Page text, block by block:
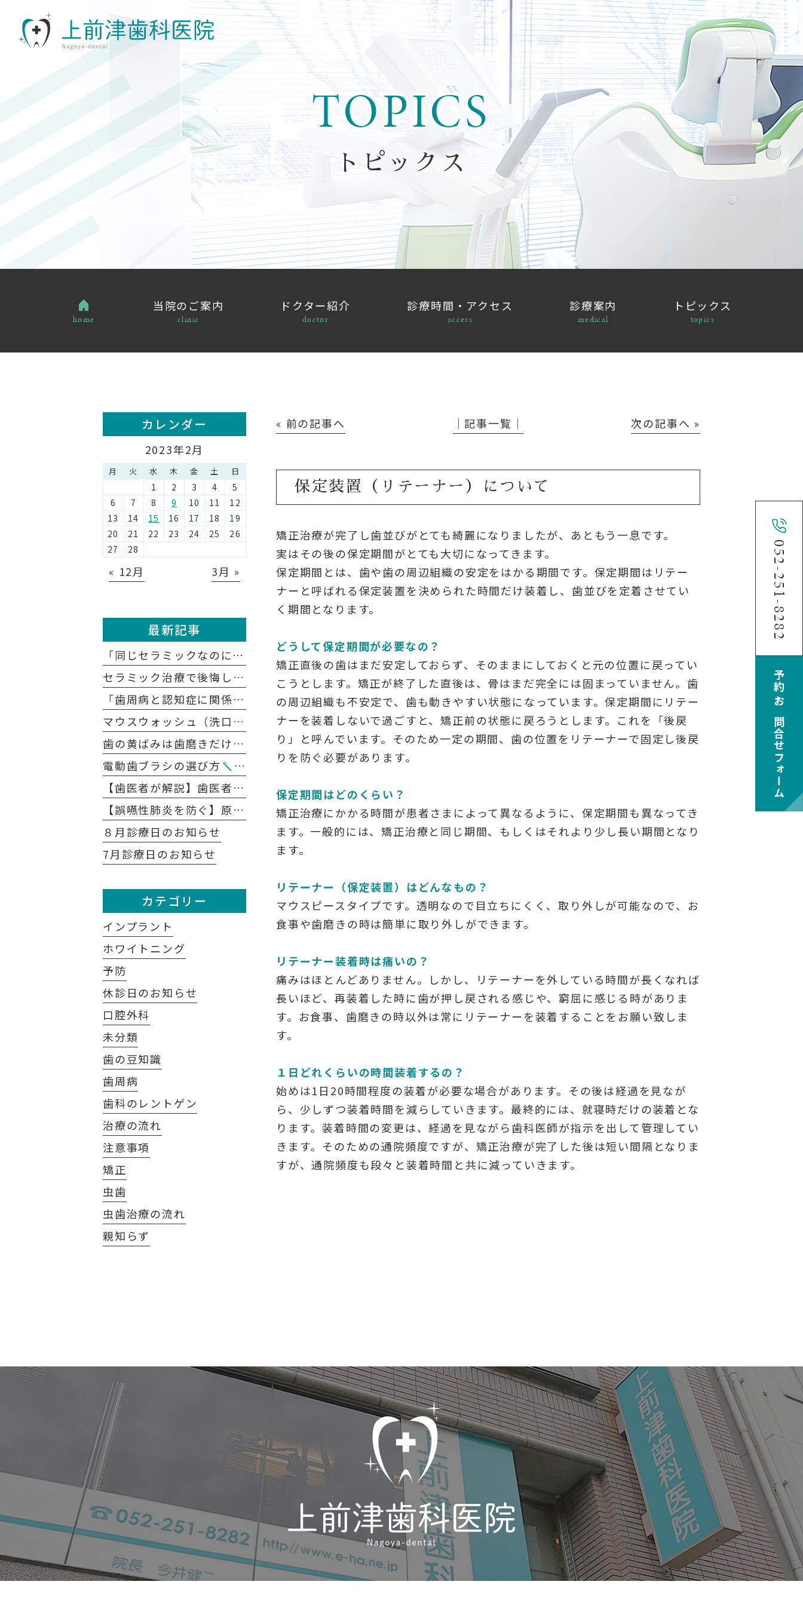
TOPICS
トピックス
home
当院のご案内
clinic
ドクター紹介
doctor
診療時間・アクセス
access
診療案内
medical
トピックス
topics
« 前の記事へ │記事一覧│ 次の記事へ »
保定装置（リテーナー）について
矯正治療が完了し歯並びがとても綺麗になりましたが、あともう一息です。
実はその後の保定期間がとても大切になってきます。
保定期間とは、歯や歯の周辺組織の安定をはかる期間です。保定期間はリテー
ナーと呼ばれる保定装置を決められた時間だけ装着し、歯並びを定着させてい
く期間となります。
どうして保定期間が必要なの？
矯正直後の歯はまだ安定しておらず、そのままにしておくと元の位置に戻ってい
こうとします。矯正が終了した直後は、骨はまだ完全には固まっていません。歯
の周辺組織も不安定で、歯も動きやすい状態になっています。保定期間にリテー
ナーを装着しないで過ごすと、矯正前の状態に戻ろうとします。これを「後戻
り」と呼んでいます。そのため一定の期間、歯の位置をリテーナーで固定し後戻
りを防ぐ必要があります。
保定期間はどのくらい？
矯正治療にかかる時間が患者さまによって異なるように、保定期間も異なってき
ます。一般的には、矯正治療と同じ期間、もしくはそれより少し長い期間となり
ます。
リテーナー（保定装置）はどんなもの？
マウスピースタイプです。透明なので目立ちにくく、取り外しが可能なので、お
食事や歯磨きの時は簡単に取り外しができます。
リテーナー装着時は痛いの？
痛みはほとんどありません。しかし、リテーナーを外している時間が長くなれば
長いほど、再装着した時に歯が押し戻される感じや、窮屈に感じる時がありま
す。お食事、歯磨きの時以外は常にリテーナーを装着することをお願い致しま
す。
１日どれくらいの時間装着するの？
始めは1日20時間程度の装着が必要な場合があります。その後は経過を見なが
ら、少しずつ装着時間を減らしていきます。最終的には、就寝時だけの装着とな
ります。装着時間の変更は、経過を見ながら歯科医師が指示を出して管理してい
きます。そのための通院頻度ですが、矯正治療が完了した後は短い間隔となりま
すが、通院頻度も段々と装着時間と共に減っていきます。
カレンダー
2023年2月
月 火 水 木 金 土 日
1 2 3 4
5
6
7 8 9 10 11
12
13
14 15 16 17 18
19
20
21 22 23 24 25
26
27
28
« 12月 3月 »
最新記事
「同じセラミックなのに、どうして医院によって値段が違うの？」
セラミック治療で後悔しないために知っておきたい5つの注意点
「歯周病と認知症に関係があると聞いたけれど、本当？」
マウスウォッシュ（洗口液）の正しい使い方｜歯磨きの前？後？効果を高めるポイント
歯の黄ばみは歯磨きだけで戻る？ 戻らない？原因別に解説します
電動歯ブラシの選び方
音波式？回転式？迷ったらこれを見てください。
【歯医者が解説】歯医者が怖い人のための「無痛治療」の裏側｜麻酔の痛みを抑える4つの工夫
【誤嚥性肺炎を防ぐ】原因は口の中にあり？歯科医が教える予防法
８月診療日のお知らせ
7月診療日のお知らせ
カテゴリー
インプラント
ホワイトニング
予防
休診日のお知らせ
口腔外科
未分類
歯の豆知識
歯周病
歯科のレントゲン
治療の流れ
注意事項
矯正
虫歯
虫歯治療の流れ
親知らず
052-251-8282
予約・お問合せフォーム